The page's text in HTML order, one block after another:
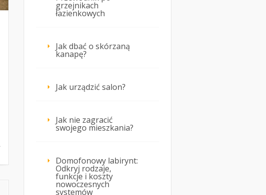
grzejnikach
łazienkowych
Jak dbać o skórzaną
kanapę?
Jak urządzić salon?
Jak nie zagracić
swojego mieszkania?
Domofonowy labirynt:
Odkryj rodzaje,
funkcje i koszty
nowoczesnych
systemów